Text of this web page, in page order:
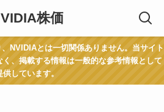
株価
NVIDIAとは一切関係ありません。当サイト
、掲載する情報は一般的な参考情報として
供しています。